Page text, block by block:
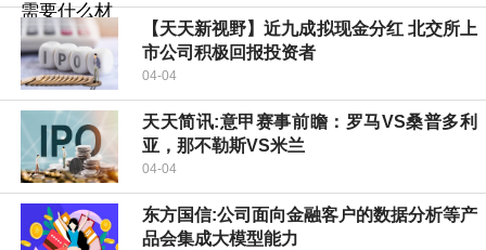
【天天新视野】近九成拟现金分红 北交所上
市公司积极回报投资者
04-04
天天简讯:意甲赛事前瞻：罗马VS桑普多利
亚，那不勒斯VS米兰
04-04
东方国信:公司面向金融客户的数据分析等产
品会集成大模型能力